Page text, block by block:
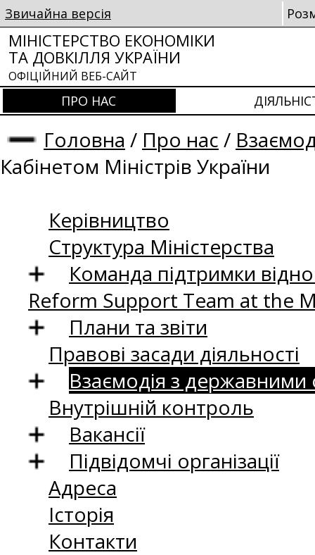
Звичайна версія
МІНІСТЕРСТВО ЕКОНОМІКИ
ТА ДОВКІЛЛЯ УКРАЇНИ
ОФІЦІЙНИЙ ВЕБ-САЙТ
ПРО НАС
Головна / Про нас /
Кабінетом Міністрів України
Керівництво
Структура Міністерства
Команда підтримки
Reform Support Team at the
Плани та звіти
Правові засади діяльності
Взаємодія з
Внутрішній контроль
Вакансії
Підвідомчі організації
Адреса
Історія
Контакти